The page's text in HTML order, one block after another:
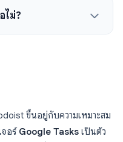
ไม่?
ขึ้นอยู่กับความเหมาะสม
อร์ Google Tasks เป็นตัว